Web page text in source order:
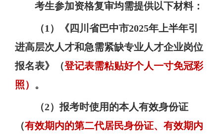
考生参加资格复审均需提供以下材料：
（1 ）《四川省巴中市2025年上半年引
进高层次人才和急需紧缺专业人才企业岗位
报名表》（登记表需粘贴好个人一寸免冠彩
照） 。
（2）报考时使用的本人有效身份证
（有效期内的第二代居民身份证、有效期内